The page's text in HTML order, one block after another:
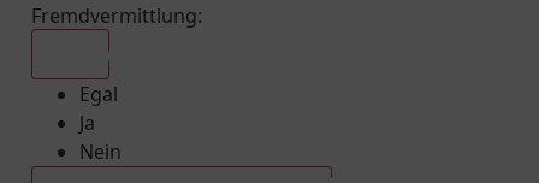
Fremdvermittlung:
Egal
Ja
Nein